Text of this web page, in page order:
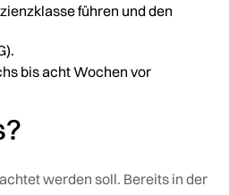
führen und den
bis acht Wochen vor
werden soll. Bereits in der